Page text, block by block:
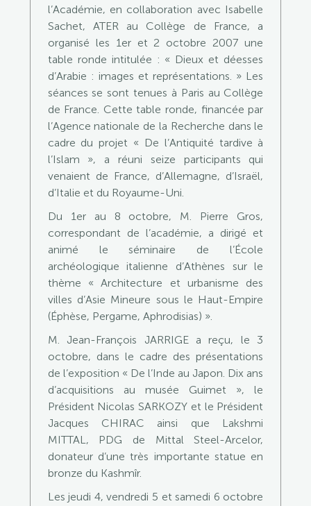
l’Académie, en collaboration avec Isabelle
Sachet, ATER au Collège de France, a
organisé les 1er et 2 octobre 2007 une
table ronde intitulée : « Dieux et déesses
d’Arabie : images et représentations. » Les
séances se sont tenues à Paris au Collège
de France. Cette table ronde, financée par
l’Agence nationale de la Recherche dans le
cadre du projet « De l’Antiquité tardive à
l’Islam », a réuni seize participants qui
venaient de France, d’Allemagne, d’Israël,
d’Italie et du Royaume-Uni.
Du 1er au 8 octobre, M. Pierre Gros,
correspondant de l’académie, a dirigé et
animé le séminaire de l’École
archéologique italienne d’Athènes sur le
thème « Architecture et urbanisme des
villes d’Asie Mineure sous le Haut-Empire
(Éphèse, Pergame, Aphrodisias) ».
M. Jean-François JARRIGE a reçu, le 3
octobre, dans le cadre des présentations
de l’exposition « De l’Inde au Japon. Dix ans
d’acquisitions au musée Guimet », le
Président Nicolas SARKOZY et le Président
Jacques CHIRAC ainsi que Lakshmi
MITTAL, PDG de Mittal Steel-Arcelor,
donateur d’une très importante statue en
bronze du Kashmîr.
Les jeudi 4, vendredi 5 et samedi 6 octobre